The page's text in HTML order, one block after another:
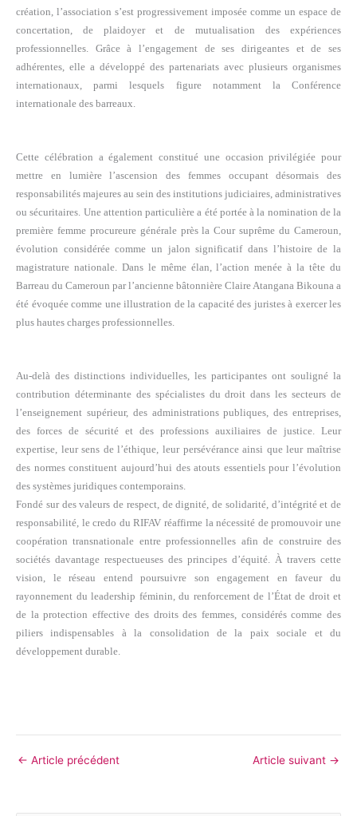
création, l’association s’est progressivement imposée comme un espace de
concertation, de plaidoyer et de mutualisation des expériences
professionnelles. Grâce à l’engagement de ses dirigeantes et de ses
adhérentes, elle a développé des partenariats avec plusieurs organismes
internationaux, parmi lesquels figure notamment la Conférence
internationale des barreaux.
Cette célébration a également constitué une occasion privilégiée pour
mettre en lumière l’ascension des femmes occupant désormais des
responsabilités majeures au sein des institutions judiciaires, administratives
ou sécuritaires. Une attention particulière a été portée à la nomination de la
première femme procureure générale près la Cour suprême du Cameroun,
évolution considérée comme un jalon significatif dans l’histoire de la
magistrature nationale. Dans le même élan, l’action menée à la tête du
Barreau du Cameroun par l’ancienne bâtonnière Claire Atangana Bikouna a
été évoquée comme une illustration de la capacité des juristes à exercer les
plus hautes charges professionnelles.
Au-delà des distinctions individuelles, les participantes ont souligné la
contribution déterminante des spécialistes du droit dans les secteurs de
l’enseignement supérieur, des administrations publiques, des entreprises,
des forces de sécurité et des professions auxiliaires de justice. Leur
expertise, leur sens de l’éthique, leur persévérance ainsi que leur maîtrise
des normes constituent aujourd’hui des atouts essentiels pour l’évolution
des systèmes juridiques contemporains.
Fondé sur des valeurs de respect, de dignité, de solidarité, d’intégrité et de
responsabilité, le credo du RIFAV réaffirme la nécessité de promouvoir une
coopération transnationale entre professionnelles afin de construire des
sociétés davantage respectueuses des principes d’équité. À travers cette
vision, le réseau entend poursuivre son engagement en faveur du
rayonnement du leadership féminin, du renforcement de l’État de droit et
de la protection effective des droits des femmes, considérés comme des
piliers indispensables à la consolidation de la paix sociale et du
développement durable.
← Article précédent Article suivant →